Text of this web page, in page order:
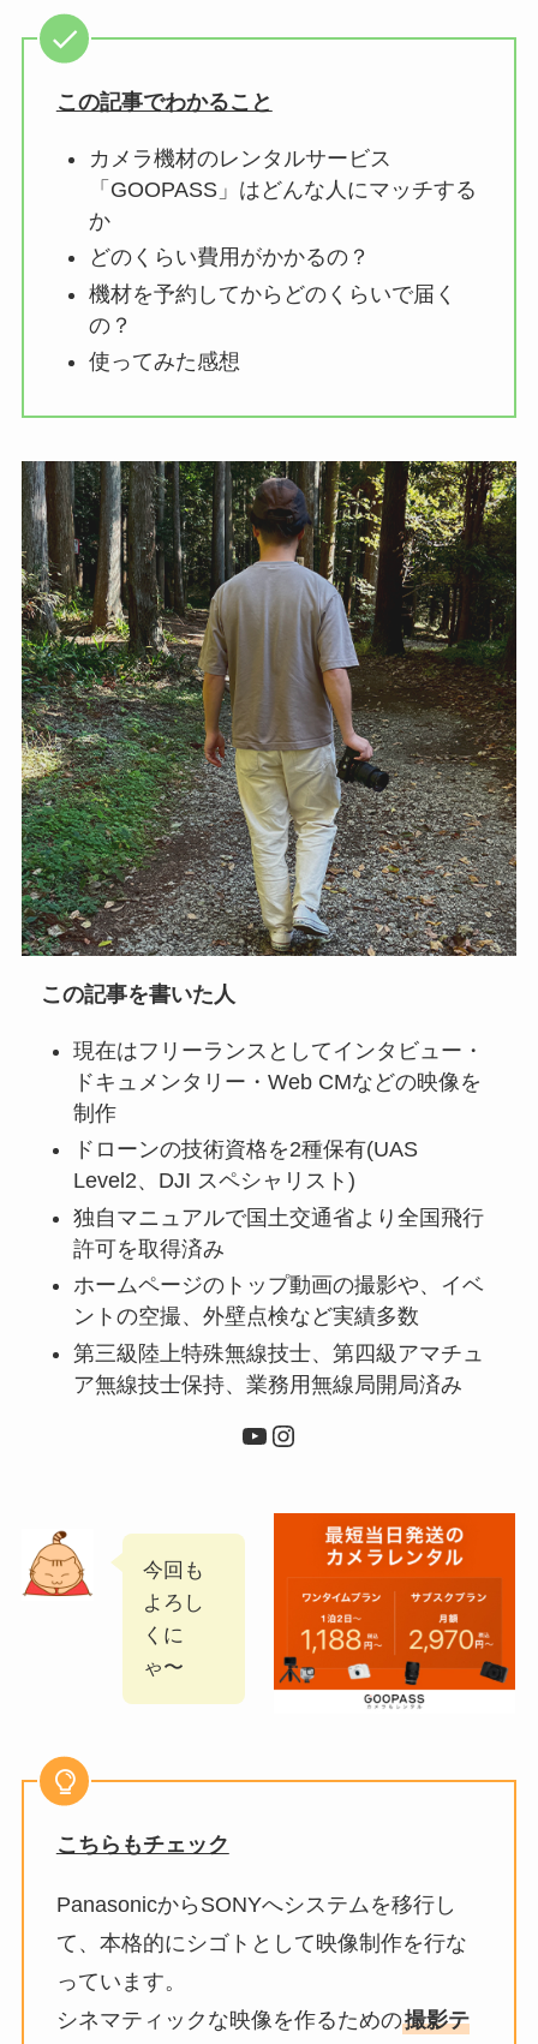
この記事でわかること
カメラ機材のレンタルサービス
「GOOPASS」はどんな人にマッチする
か
どのくらい費用がかかるの？
機材を予約してからどのくらいで届く
の？
使ってみた感想
この記事を書いた人
現在はフリーランスとしてインタビュー・
ドキュメンタリー・Web CMなどの映像を
制作
ドローンの技術資格を2種保有(UAS
Level2、DJI スペシャリスト)
独自マニュアルで国土交通省より全国飛行
許可を取得済み
ホームページのトップ動画の撮影や、イベ
ントの空撮、外壁点検など実績多数
第三級陸上特殊無線技士、第四級アマチュ
ア無線技士保持、業務用無線局開局済み
YouTube Instagram
今回も
よろし
くに
ゃ〜
こちらもチェック
PanasonicからSONYへシステムを移行し
て、本格的にシゴトとして映像制作を行な
っています。
シネマティックな映像を作るための撮影テ